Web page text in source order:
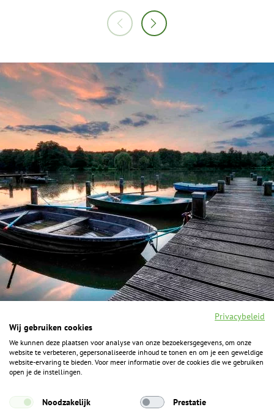
F
a
c
e
o
I
n
s
t
g
Y
o
u
t
b
P
i
n
ALGEMENE INFORMATIE
Privacybeleid
Wij gebruiken cookies
We kunnen deze plaatsen voor analyse van onze bezoekersgegevens, om onze
website te verbeteren, gepersonaliseerde inhoud te tonen en om je een geweldige
website-ervaring te bieden. Voor meer informatie over de cookies die we gebruiken
open je de instellingen.
Noodzakelijk Prestatie